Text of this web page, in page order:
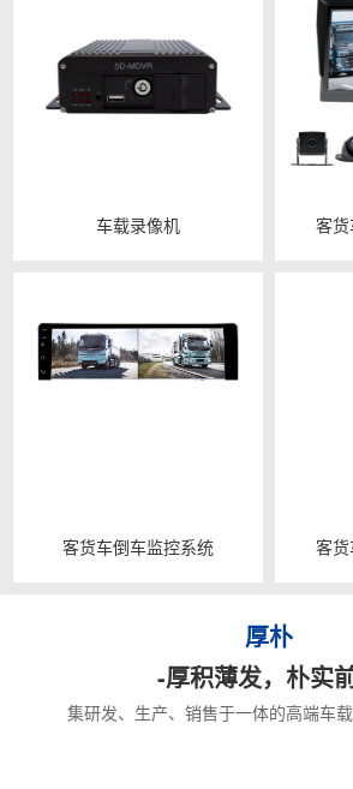
车载录像机 客
客货车倒车监控系统 客
厚朴
-厚积薄发，朴实
集研发、生产、销售于一体的高端车